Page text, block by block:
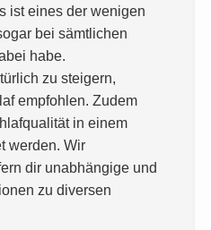
ist eines der wenigen
bei sämtlichen
habe.
zu steigern,
empfohlen. Zudem
in einem
werden. Wir
dir unabhängige und
zu diversen